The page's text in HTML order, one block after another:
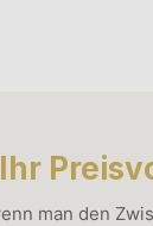
man den